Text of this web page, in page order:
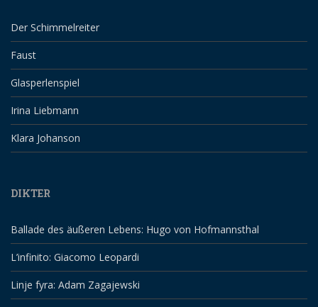
Der Schimmelreiter
Faust
Glasperlenspiel
Irina Liebmann
Klara Johanson
DIKTER
Ballade des äußeren Lebens: Hugo von Hofmannsthal
L’infinito: Giacomo Leopardi
Linje fyra: Adam Zagajewski